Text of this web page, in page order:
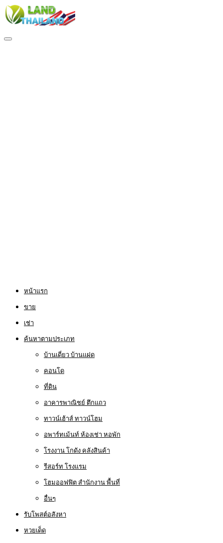
หน้าแรก
ขาย
เช่า
ค้นหาตามประเภท
บ้านเดี่ยว บ้านแฝด
คอนโด
ที่ดิน
อาคารพาณิชย์ ตึกแถว
ทาวน์เฮ้าส์ ทาวน์โฮม
อพาร์ทเม้นท์ ห้องเช่า หอพัก
โรงงาน โกดัง คลังสินค้า
รีสอร์ท โรงแรม
โฮมออฟฟิต สำนักงาน พื้นที่
อื่นๆ
รับโพสต์อสังหา
หวยเด็ด